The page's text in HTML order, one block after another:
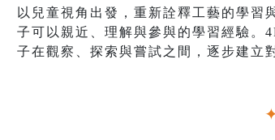
以兒童視角出發，重新詮釋工藝的學習
子可以親近、理解與參與的學習經驗。
子在觀察、探索與嘗試之間，逐步建立